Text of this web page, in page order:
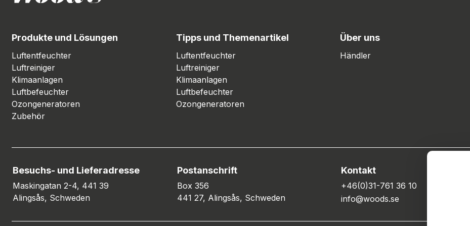
Produkte und Lösungen
Luftentfeuchter
Luftreiniger
Klimaanlagen
Luftbefeuchter
Ozongeneratoren
Zubehör
Tipps und Themenartikel
Luftentfeuchter
Luftreiniger
Klimaanlagen
Luftbefeuchter
Ozongeneratoren
Über uns
Händler
Besuchs- und Lieferadresse
Maskingatan 2-4, 441 39
Alingsås, Schweden
Postanschrift
Box 356
441 27, Alingsås, Schweden
Kontakt
+46(0)31-761 36 10
info@woods.se